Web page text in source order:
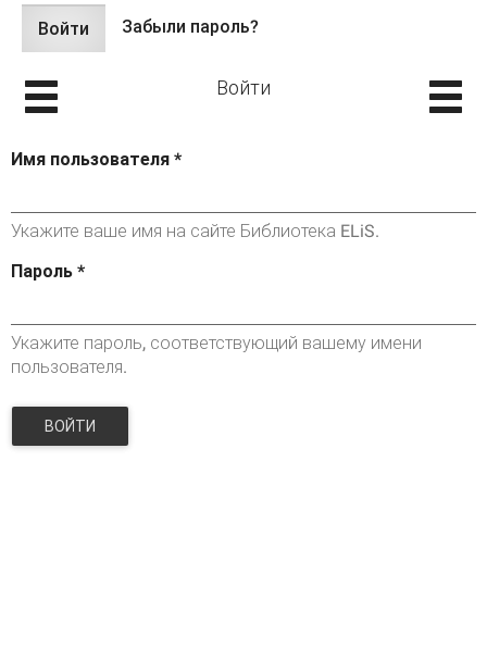
Главные вкладки
Войти (активная
вкладка)
Забыли пароль?
Войти
Имя пользователя *
Укажите ваше имя на сайте Библиотека ELiS.
Пароль *
Укажите пароль, соответствующий вашему имени
пользователя.
ВОЙТИ